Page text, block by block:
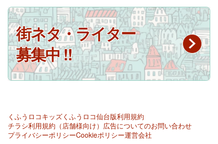
街ネタ・ライター
募集中 !!
くふうロコキッズくふうロコ仙台版利用規約
チラシ利用規約（店舗様向け） 広告についてのお問い合わせ
プライバシーポリシーCookieポリシー運営会社